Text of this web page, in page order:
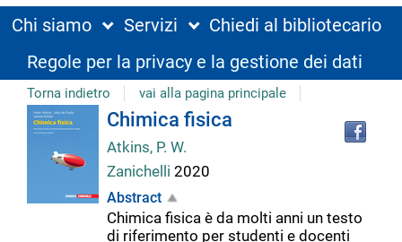
Chi siamo Servizi
Chiedi al bibliotecario
Regole per la privacy e la gestione dei dati
Torna indietro vai alla pagina principale
Dettaglio
del
documento
Chimica fisica
Atkins, P. W.
Zanichelli 2020
Abstract
Chimica fisica è da molti anni un testo
di riferimento per studenti e docenti